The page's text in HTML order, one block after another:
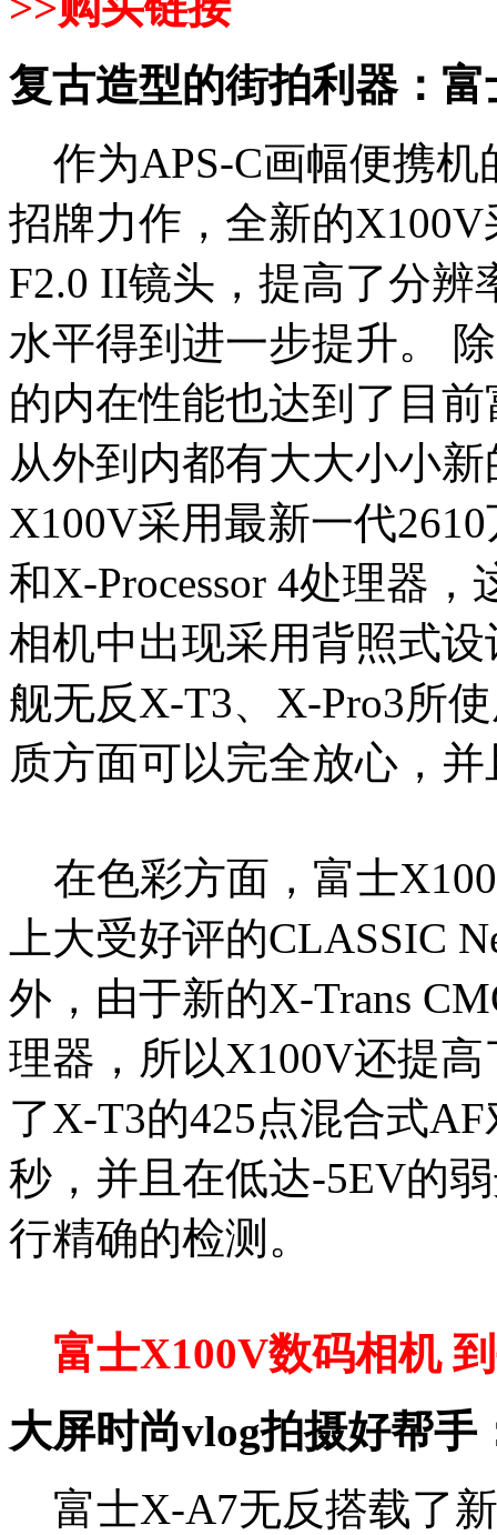
复古造型的街拍利器：富
作为APS-C画幅便携机
招牌力作，全新的
F2.0 II镜头，提高了分
水平得到进一步提升。
的内在性能也达到了目
从外到内都有大大小小
X100V采用最新一代
和X-Processor 4处理器
相机中出现采用背照式
舰无反X-T3、X-Pro3所
质方面可以完全放心，
在色彩方面，富士
上大受好评的CLASSIC
外，由于新的X-Trans
理器，所以X100V还提
了X-T3的425点混合式
秒，并且在低达-5EV的
行精确的检测。
富士X100V数码相机
大屏时尚vlog拍摄好帮手
富士X-A7无反搭载了